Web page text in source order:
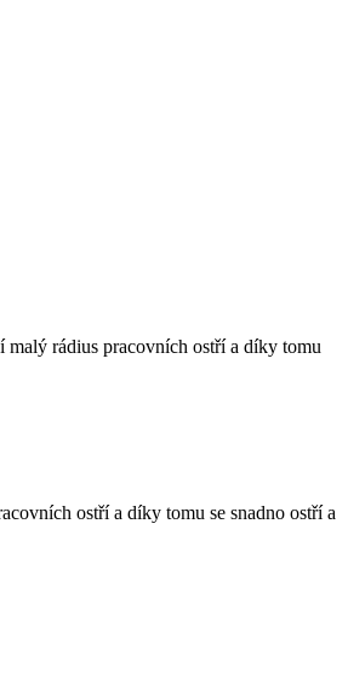
rádius pracovních ostří a díky tomu
ostří a díky tomu se snadno ostří a